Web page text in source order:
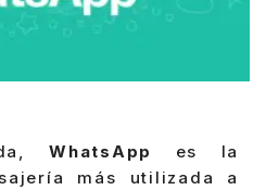
WhatsApp
es la
más utilizada a